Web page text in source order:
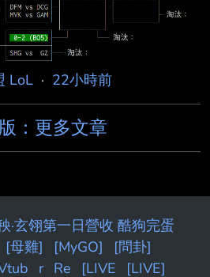
██ ██
██◣ ███ █◤ ◥██◣ ███
███ ███████
LoL · 22小時前
：更多文章
·玄翎第一日營收 酷狗完蛋
[母雞] [MyGO]
[問卦]
Vtub r Re [LIVE
[LIVE]